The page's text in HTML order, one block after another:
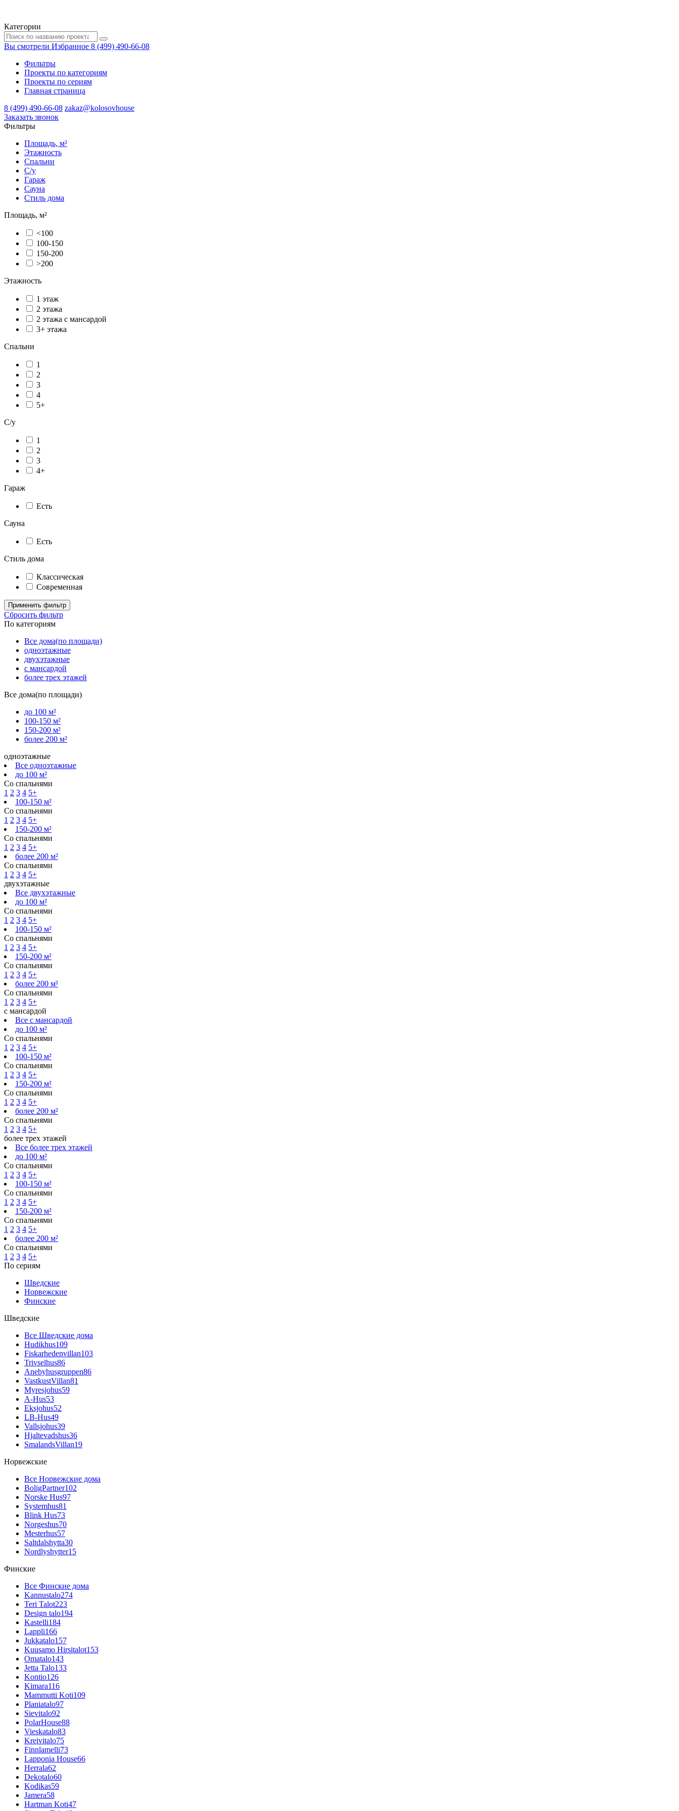
Категории
Вы смотрели Избранное 8 (499) 490-66-08
Фильтры
Проекты по категориям
Проекты по сериям
Главная страница
8 (499) 490-66-08 zakaz@kolosovhouse
3аказать звонок
Фильтры
Площадь, м²
Этажность
Спальни
С/у
Гараж
Сауна
Стиль дома
Площадь, м²
<100
100-150
150-200
>200
Этажность
1 этаж
2 этажа
2 этажа с мансардой
3+ этажа
Спальни
1
2
3
4
5+
С/у
1
2
3
4+
Гараж
Есть
Сауна
Есть
Стиль дома
Классическая
Современная
Применить фильтр
Сбросить фильтр
По категориям
Все дома(по площади)
одноэтажные
двухэтажные
с мансардой
более трех этажей
Все дома(по площади)
до 100 м²
100-150 м²
150-200 м²
более 200 м²
одноэтажные
Все одноэтажные
до 100 м²
Со спальнями
1 2 3 4 5+
100-150 м²
Со спальнями
1 2 3 4 5+
150-200 м²
Со спальнями
1 2 3 4 5+
более 200 м²
Со спальнями
1 2 3 4 5+
двухэтажные
Все двухэтажные
до 100 м²
Со спальнями
1 2 3 4 5+
100-150 м²
Со спальнями
1 2 3 4 5+
150-200 м²
Со спальнями
1 2 3 4 5+
более 200 м²
Со спальнями
1 2 3 4 5+
с мансардой
Все с мансардой
до 100 м²
Со спальнями
1 2 3 4 5+
100-150 м²
Со спальнями
1 2 3 4 5+
150-200 м²
Со спальнями
1 2 3 4 5+
более 200 м²
Со спальнями
1 2 3 4 5+
более трех этажей
Все более трех этажей
до 100 м²
Со спальнями
1 2 3 4 5+
100-150 м²
Со спальнями
1 2 3 4 5+
150-200 м²
Со спальнями
1 2 3 4 5+
более 200 м²
Со спальнями
1 2 3 4 5+
По сериям
Шведские
Норвежские
Финские
Шведские
Все Шведские дома
Hudikhus109
Fiskarhedenvillan103
Trivselhus86
Anebyhusgruppen86
VastkustVillan81
Myresjohus59
A-Hus53
Eksjohus52
LB-Hus49
Vallsjohus39
Hjaltevadshus36
SmalandsVillan19
Норвежские
Все Норвежские дома
BoligPartner102
Norske Hus97
Systemhus81
Blink Hus73
Norgeshus70
Mesterhus57
Saltdalshytta30
Nordlyshytter15
Финские
Все Финские дома
Kannustalo274
Teri Talot223
Design talo194
Kastelli184
Lappli166
Jukkatalo157
Kuusamo Hirsitalot153
Omatalo143
Jetta Talo133
Kontio126
Kimara116
Mammutti Koti109
Planiatalo97
Sievitalo92
PolarHouse88
Vieskatalo83
Kreivitalo75
Finnlamelli73
Lapponia House66
Herrala62
Dekotalo60
Kodikas59
Jamera58
Hartman Koti47